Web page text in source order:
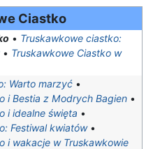
Ciastko
• Truskawkowe ciastko:
• Truskawkowe Ciastko w
Warto marzyć •
i Bestia z Modrych Bagien •
i idealne święta •
Festiwal kwiatów•
i wakacje w Truskawkowie